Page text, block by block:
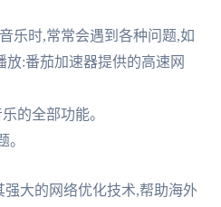
乐时,常常会遇到各种问题,如
:番茄加速器提供的高速网
的全部功能。
。
强大的网络优化技术,帮助海外